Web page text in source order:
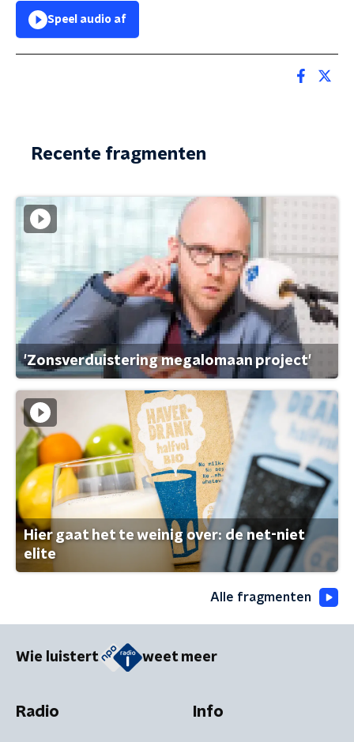
Speel audio af
Recente fragmenten
'Zonsverduistering megalomaan project'
Hier gaat het te weinig over: de net-niet
elite
Alle fragmenten
Wie luistert weet meer
Radio Info